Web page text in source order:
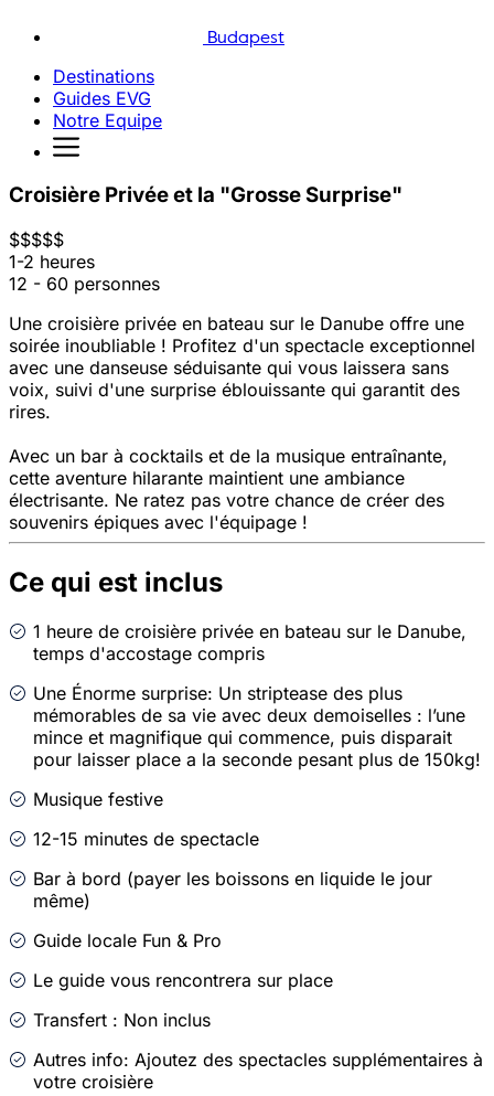
Budapest
Destinations
Guides EVG
Notre Equipe
Croisière Privée et la "Grosse Surprise"
$$$$$
1-2 heures
12 - 60 personnes
Une croisière privée en bateau sur le Danube offre une
soirée inoubliable ! Profitez d'un spectacle exceptionnel
avec une danseuse séduisante qui vous laissera sans
voix, suivi d'une surprise éblouissante qui garantit des
rires.
Avec un bar à cocktails et de la musique entraînante,
cette aventure hilarante maintient une ambiance
électrisante. Ne ratez pas votre chance de créer des
souvenirs épiques avec l'équipage !
Ce qui est inclus
1 heure de croisière privée en bateau sur le Danube,
temps d'accostage compris
Une Énorme surprise: Un striptease des plus
mémorables de sa vie avec deux demoiselles : l’une
mince et magnifique qui commence, puis disparait
pour laisser place a la seconde pesant plus de 150kg!
Musique festive
12-15 minutes de spectacle
Bar à bord (payer les boissons en liquide le jour
même)
Guide locale Fun & Pro
Le guide vous rencontrera sur place
Transfert : Non inclus
Autres info: Ajoutez des spectacles supplémentaires à
votre croisière